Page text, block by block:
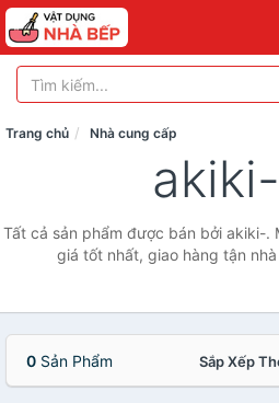
Trang chủ Nhà cung cấp
akiki-
Tất cả sản phẩm được bán bởi akiki-.
giá tốt nhất, giao hàng tận
0 Sản Phẩm Sắp Xếp